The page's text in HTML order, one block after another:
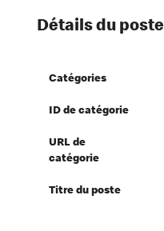
Détails du poste
Catégories
ID de catégorie
URL de
catégorie
Titre du poste